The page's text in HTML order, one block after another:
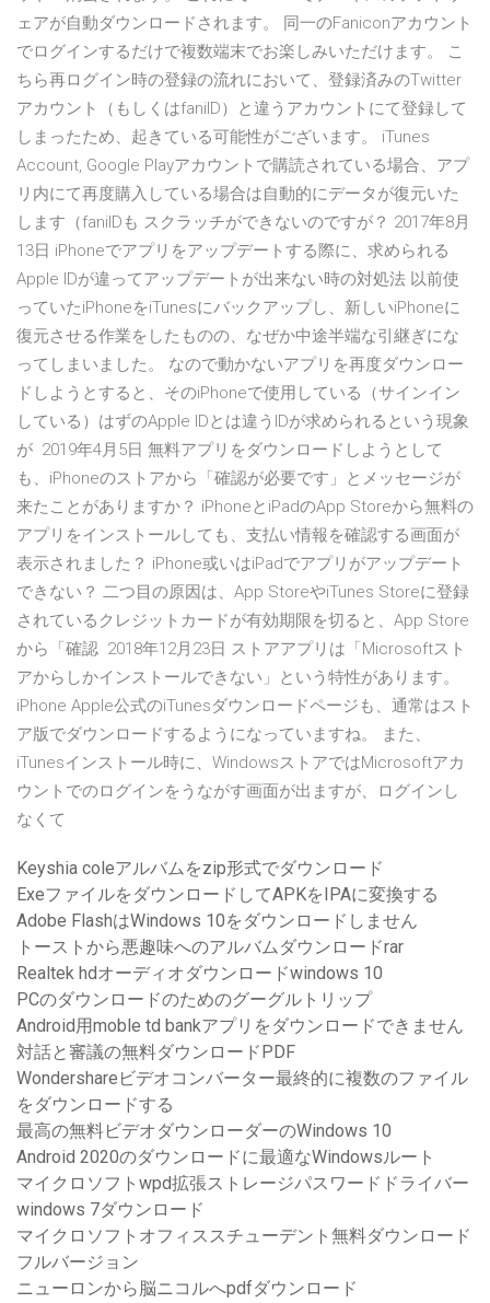
ェアが自動ダウンロードされます。 同一のFaniconアカウント
でログインするだけで複数端末でお楽しみいただけます。 こ
ちら再ログイン時の登録の流れにおいて、登録済みのTwitter
アカウント（もしくはfaniID）と違うアカウントにて登録して
しまったため、起きている可能性がございます。 iTunes
Account, Google Playアカウントで購読されている場合、アプ
リ内にて再度購入している場合は自動的にデータが復元いた
します（faniIDも スクラッチができないのですが？ 2017年8月
13日 iPhoneでアプリをアップデートする際に、求められる
Apple IDが違ってアップデートが出来ない時の対処法 以前使
っていたiPhoneをiTunesにバックアップし、新しいiPhoneに
復元させる作業をしたものの、なぜか中途半端な引継ぎにな
ってしまいました。 なので動かないアプリを再度ダウンロー
ドしようとすると、そのiPhoneで使用している（サインイン
している）はずのApple IDとは違うIDが求められるという現象
が 2019年4月5日 無料アプリをダウンロードしようとして
も、iPhoneのストアから「確認が必要です」とメッセージが
来たことがありますか？ iPhoneとiPadのApp Storeから無料の
アプリをインストールしても、支払い情報を確認する画面が
表示されました？ iPhone或いはiPadでアプリがアップデート
できない？ 二つ目の原因は、App StoreやiTunes Storeに登録
されているクレジットカードが有効期限を切ると、App Store
から「確認 2018年12月23日 ストアアプリは「Microsoftスト
アからしかインストールできない」という特性があります。
iPhone Apple公式のiTunesダウンロードページも、通常はスト
ア版でダウンロードするようになっていますね。 また、
iTunesインストール時に、WindowsストアではMicrosoftアカ
ウントでのログインをうながす画面が出ますが、ログインし
なくて
Keyshia coleアルバムをzip形式でダウンロード
ExeファイルをダウンロードしてAPKをIPAに変換する
Adobe FlashはWindows 10をダウンロードしません
トーストから悪趣味へのアルバムダウンロードrar
Realtek hdオーディオダウンロードwindows 10
PCのダウンロードのためのグーグルトリップ
Android用moble td bankアプリをダウンロードできません
対話と審議の無料ダウンロードPDF
Wondershareビデオコンバーター最終的に複数のファイル
をダウンロードする
最高の無料ビデオダウンローダーのWindows 10
Android 2020のダウンロードに最適なWindowsルート
マイクロソフトwpd拡張ストレージパスワードドライバー
windows 7ダウンロード
マイクロソフトオフィススチューデント無料ダウンロード
フルバージョン
ニューロンから脳ニコルへpdfダウンロード